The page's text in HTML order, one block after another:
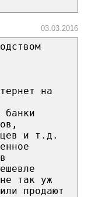
03.03.2016
на
и т.д.
так уж
продают